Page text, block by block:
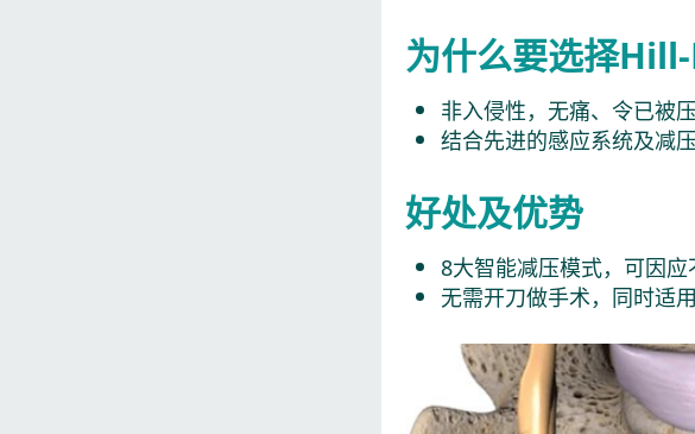
为什么要选择
非入侵性，无痛、令已被
结合先进的感应系统及减
好处及优势
8大智能减压模式，可因
无需开刀做手术，同时适